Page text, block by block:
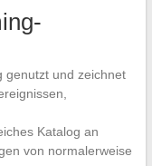
genutzt und zeichnet
Katalog an
von normalerweise